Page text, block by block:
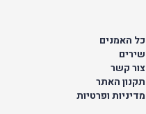
כל האמנים
שירים
צור קשר
תקנון האתר
מדיניות ופרטיות